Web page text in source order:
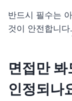
반드시 필수는
것이 안전합니다.
면접만
인정되나